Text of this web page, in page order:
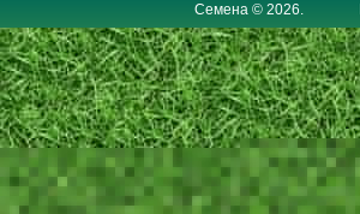
Семена © 2026.